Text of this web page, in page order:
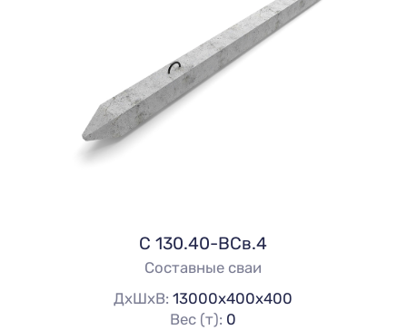
C 130.40-ВСв.4
Составные сваи
ДхШхВ:13000х400х400
Вес (т): 0